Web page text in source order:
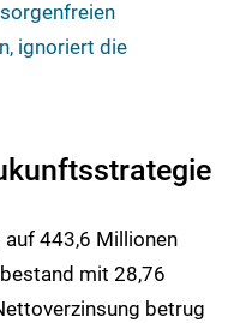
ignoriert die
443,6 Millionen
mit 28,76
betrug